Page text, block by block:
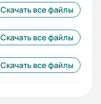
Скачать все файлы
Скачать все файлы
Скачать все файлы